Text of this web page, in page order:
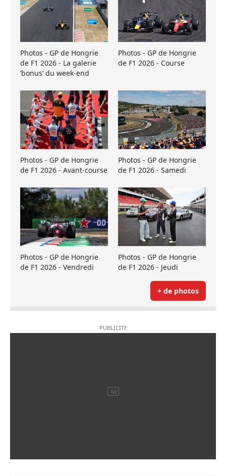
Photos - GP de Hongrie
de F1 2026 - La galerie
’bonus’ du week-end
Photos - GP de Hongrie
de F1 2026 - Course
Photos - GP de Hongrie
de F1 2026 - Avant-course
Photos - GP de Hongrie
de F1 2026 - Samedi
Photos - GP de Hongrie
de F1 2026 - Vendredi
Photos - GP de Hongrie
de F1 2026 - Jeudi
+ de photos